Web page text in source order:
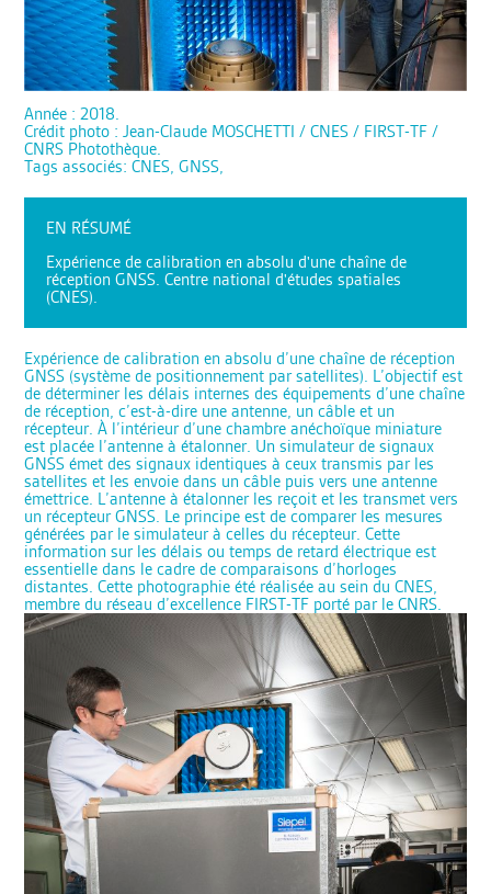
Année : 2018.
Crédit photo : Jean-Claude MOSCHETTI / CNES / FIRST-TF /
CNRS Photothèque.
Tags associés: CNES, GNSS,
EN RÉSUMÉ
Expérience de calibration en absolu d'une chaîne de
réception GNSS. Centre national d'études spatiales
(CNES).
Expérience de calibration en absolu d’une chaîne de réception
GNSS (système de positionnement par satellites). L’objectif est
de déterminer les délais internes des équipements d’une chaîne
de réception, c’est-à-dire une antenne, un câble et un
récepteur. À l’intérieur d’une chambre anéchoïque miniature
est placée l’antenne à étalonner. Un simulateur de signaux
GNSS émet des signaux identiques à ceux transmis par les
satellites et les envoie dans un câble puis vers une antenne
émettrice. L’antenne à étalonner les reçoit et les transmet vers
un récepteur GNSS. Le principe est de comparer les mesures
générées par le simulateur à celles du récepteur. Cette
information sur les délais ou temps de retard électrique est
essentielle dans le cadre de comparaisons d’horloges
distantes. Cette photographie été réalisée au sein du CNES,
membre du réseau d’excellence FIRST-TF porté par le CNRS.